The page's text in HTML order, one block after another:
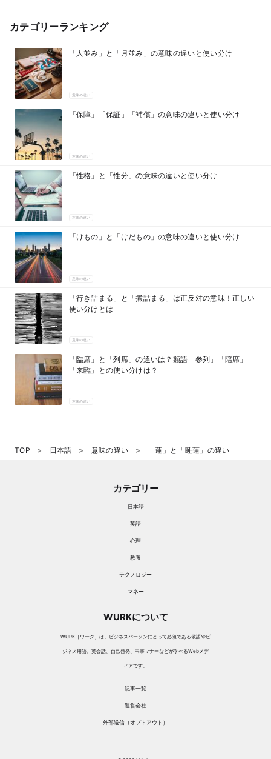
カテゴリーランキング
「人並み」と「月並み」の意味の違いと使い分け
意味の違い
「保障」「保証」「補償」の意味の違いと使い分け
意味の違い
「性格」と「性分」の意味の違いと使い分け
意味の違い
「けもの」と「けだもの」の意味の違いと使い分け
意味の違い
「行き詰まる」と「煮詰まる」は正反対の意味！正しい
使い分けとは
意味の違い
「臨席」と「列席」の違いは？類語「参列」「陪席」
「来臨」との使い分けは？
意味の違い
TOP 日本語 意味の違い 「蓮」と「睡蓮」の違い
カテゴリー
日本語
英語
心理
教養
テクノロジー
マネー
WURKについて
WURK［ワーク］は、ビジネスパーソンにとって必須である敬語やビ
ジネス用語、英会話、自己啓発、弔事マナーなどが学べるWebメデ
ィアです。
記事一覧
運営会社
外部送信（オプトアウト）